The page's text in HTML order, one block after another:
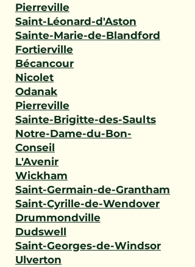
Pierreville
Saint-Léonard-d'Aston
Sainte-Marie-de-Blandford
Fortierville
Bécancour
Nicolet
Odanak
Pierreville
Sainte-Brigitte-des-Saults
Notre-Dame-du-Bon-
Conseil
L'Avenir
Wickham
Saint-Germain-de-Grantham
Saint-Cyrille-de-Wendover
Drummondville
Dudswell
Saint-Georges-de-Windsor
Ulverton